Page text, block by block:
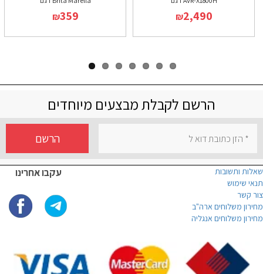
₪359 ₪2,490
הרשם לקבלת מבצעים מיוחדים
הרשם
עקבו אחרינו
שאלות ותשובות
תנאי שימוש
צור קשר
מחירון משלוחים ארה"ב
מחירון משלוחים אנגליה